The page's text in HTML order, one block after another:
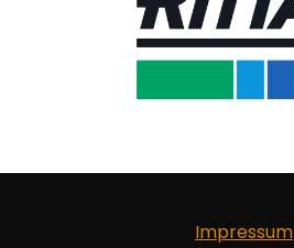
Impressum